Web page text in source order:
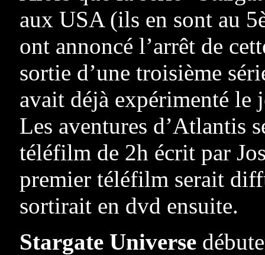
aux USA (ils en sont au
ont annoncé l’arrêt de
sortie d’une troisième
avait déjà expérimenté le
Les aventures d’Atlantis
téléfilm de 2h écrit par
premier téléfilm serait
sortirait en dvd ensuite.
Stargate Universe